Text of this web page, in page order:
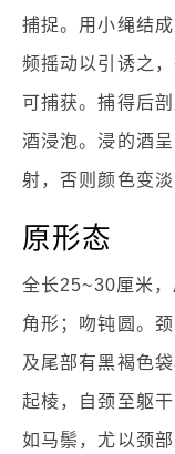
捕捉。用小绳结
频摇动以引诱之
可捕获。捕得后
酒浸泡。浸的酒
射，否则颜色变淡
原形态
全长25~30厘米
角形；吻钝圆。
及尾部有黑褐色
起棱，自颈至躯
如马鬃，尤以颈